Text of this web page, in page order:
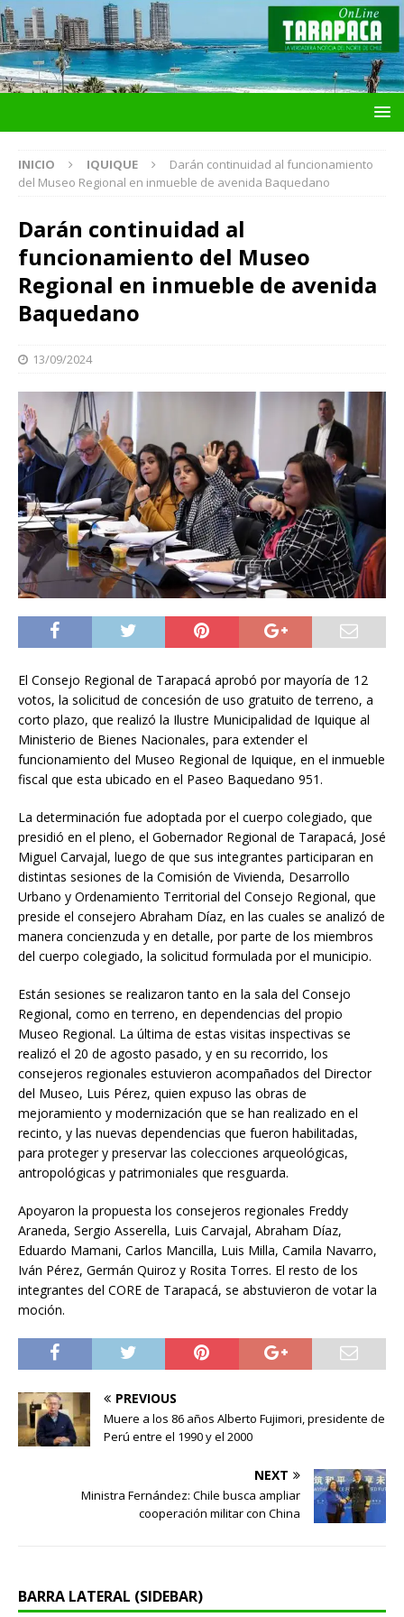
INICIO IQUIQUE
Darán continuidad al funcionamiento
del Museo Regional en inmueble de avenida Baquedano
Darán continuidad al
funcionamiento del Museo
Regional en inmueble de avenida
Baquedano
13/09/2024
El Consejo Regional de Tarapacá aprobó por mayoría de 12
votos, la solicitud de concesión de uso gratuito de terreno, a
corto plazo, que realizó la Ilustre Municipalidad de Iquique al
Ministerio de Bienes Nacionales, para extender el
funcionamiento del Museo Regional de Iquique, en el inmueble
fiscal que esta ubicado en el Paseo Baquedano 951.
La determinación fue adoptada por el cuerpo colegiado, que
presidió en el pleno, el Gobernador Regional de Tarapacá, José
Miguel Carvajal, luego de que sus integrantes participaran en
distintas sesiones de la Comisión de Vivienda, Desarrollo
Urbano y Ordenamiento Territorial del Consejo Regional, que
preside el consejero Abraham Díaz, en las cuales se analizó de
manera concienzuda y en detalle, por parte de los miembros
del cuerpo colegiado, la solicitud formulada por el municipio.
Están sesiones se realizaron tanto en la sala del Consejo
Regional, como en terreno, en dependencias del propio
Museo Regional. La última de estas visitas inspectivas se
realizó el 20 de agosto pasado, y en su recorrido, los
consejeros regionales estuvieron acompañados del Director
del Museo, Luis Pérez, quien expuso las obras de
mejoramiento y modernización que se han realizado en el
recinto, y las nuevas dependencias que fueron habilitadas,
para proteger y preservar las colecciones arqueológicas,
antropológicas y patrimoniales que resguarda.
Apoyaron la propuesta los consejeros regionales Freddy
Araneda, Sergio Asserella, Luis Carvajal, Abraham Díaz,
Eduardo Mamani, Carlos Mancilla, Luis Milla, Camila Navarro,
Iván Pérez, Germán Quiroz y Rosita Torres. El resto de los
integrantes del CORE de Tarapacá, se abstuvieron de votar la
moción.
PREVIOUS
Muere a los 86 años Alberto Fujimori, presidente de
Perú entre el 1990 y el 2000
NEXT
Ministra Fernández: Chile busca ampliar
cooperación militar con China
BARRA LATERAL (SIDEBAR)